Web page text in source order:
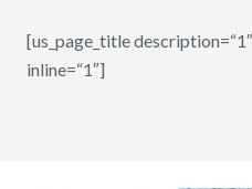
[us_page_title
inline=“1″]